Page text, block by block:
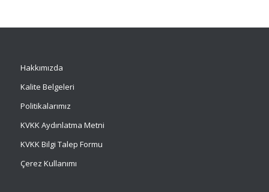
Hakkımızda
Kalite Belgeleri
Politikalarımız
KVKK Aydınlatma Metni
KVKK Bilgi Talep Formu
Çerez Kullanımı